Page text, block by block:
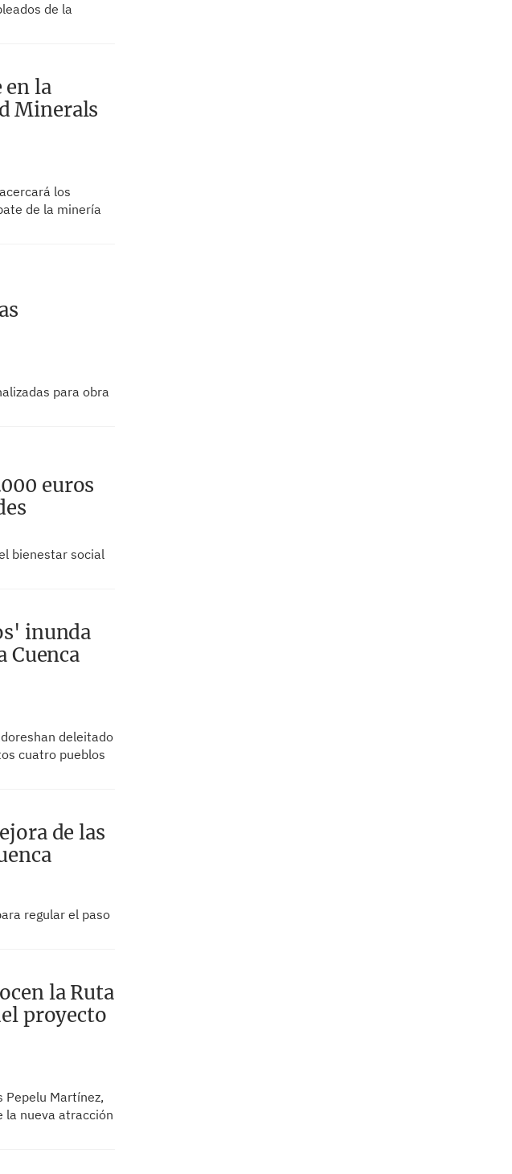
de la
en la
Minerals
los
de la minería
para obra
euros
bienestar social
inunda
Cuenca
deleitado
cuatro pueblos
de las
regular el paso
la Ruta
proyecto
Martínez,
la nueva atracción